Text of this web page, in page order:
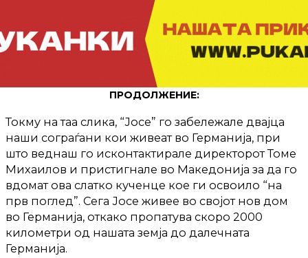
ПРОДОЛЖЕНИЕ:
Токму на таа слика, “Јосе” го забележале двајца
наши сограѓани кои живeат во Германија, при
што веднаш го исконтактирале директорот Томе
Михаилов и пристигнале во Македонија за да го
вдомат ова слатко кученце кое ги освоило “на
прв поглед”. Сега Јосе живее во својот нов дом
во Германија, откако пропатува скоро 2000
километри од нашата земја до далечната
Германија.